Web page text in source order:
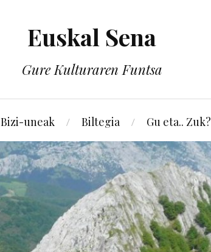
Euskal Sena
Gure Kulturaren Funtsa
Bizi-uneak Biltegia Gu eta.. Zuk?